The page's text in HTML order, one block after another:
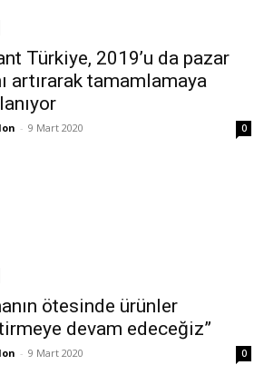
Türkiye, 2019’u da pazar
artırarak tamamlamaya
- 9 Mart 2020 0
ötesinde ürünler
devam edeceğiz”
- 9 Mart 2020 0